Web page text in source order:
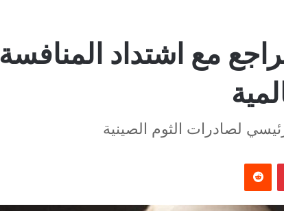
مع اشتداد المنافسة
لصادرات الثوم الصينية
بينتيريست